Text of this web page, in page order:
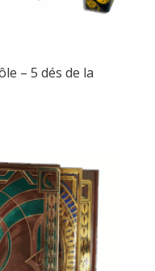
– 5 dés de la